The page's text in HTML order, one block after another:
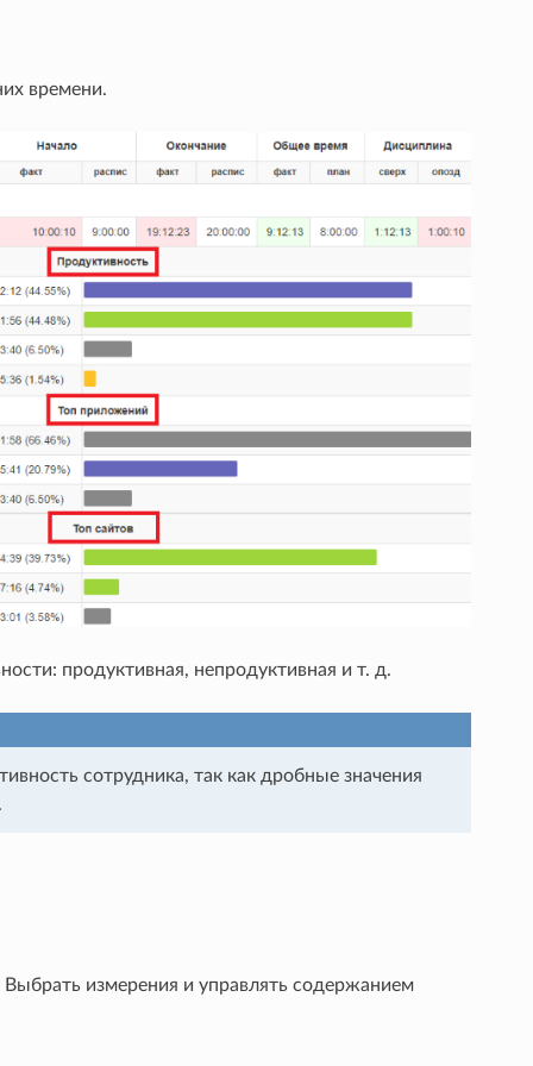
времени.
продуктивная, непродуктивная и т. д.
сотрудника, так как дробные значения
измерения и управлять содержанием